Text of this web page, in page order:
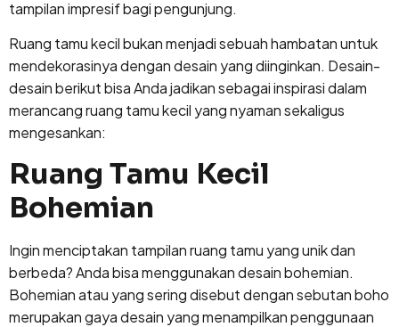
tampilan impresif bagi pengunjung.
Ruang tamu kecil bukan menjadi sebuah hambatan untuk
mendekorasinya dengan desain yang diinginkan. Desain-
desain berikut bisa Anda jadikan sebagai inspirasi dalam
merancang ruang tamu kecil yang nyaman sekaligus
mengesankan:
Ruang Tamu Kecil
Bohemian
Ingin menciptakan tampilan ruang tamu yang unik dan
berbeda? Anda bisa menggunakan desain bohemian.
Bohemian atau yang sering disebut dengan sebutan boho
merupakan gaya desain yang menampilkan penggunaan